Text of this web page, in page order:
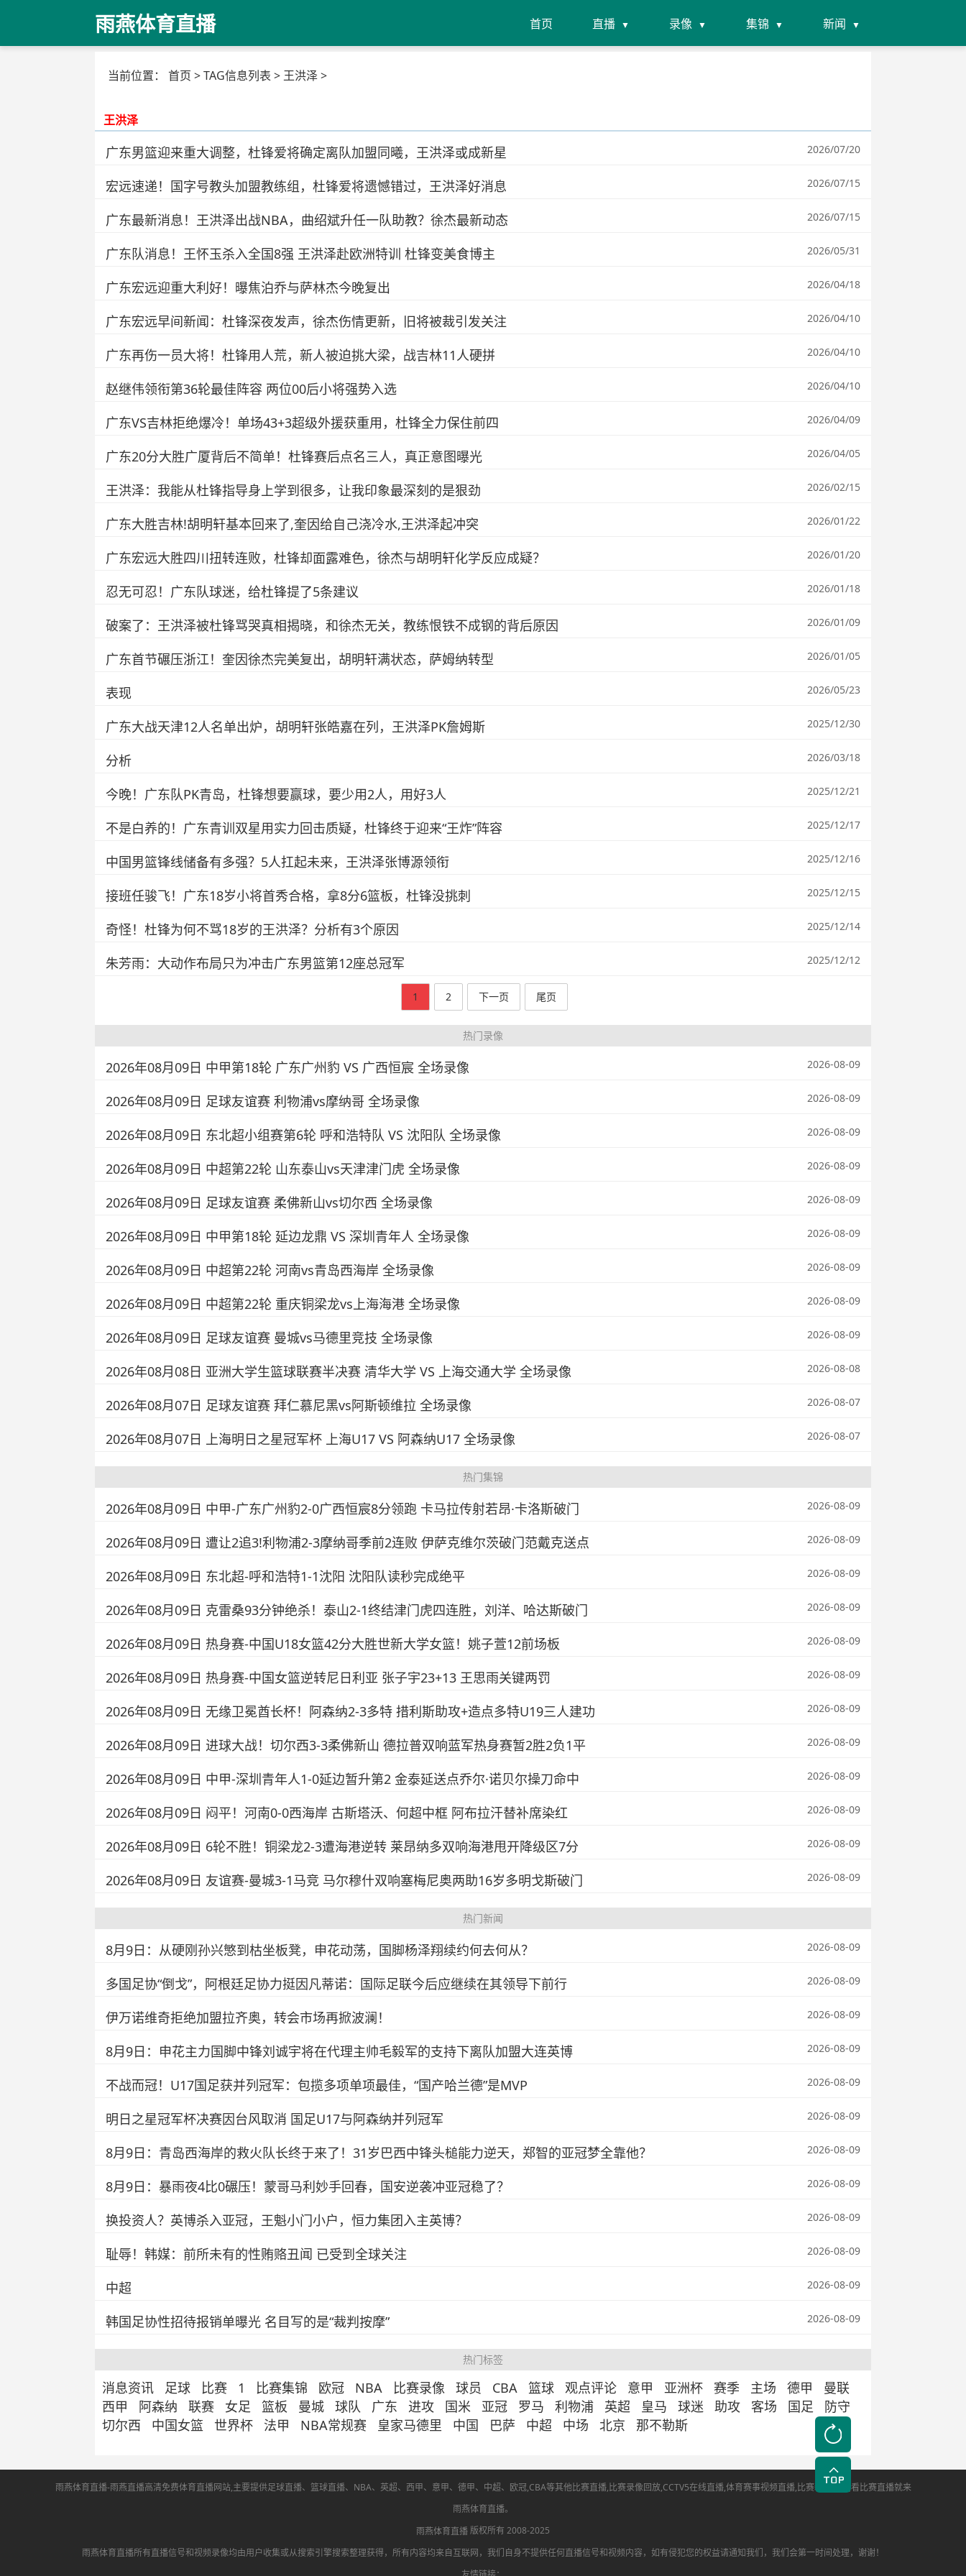
雨燕体育直播 首页 直播 录像 集锦 新闻
当前位置： 首页 > TAG信息列表 > 王洪泽 >
王洪泽
广东男篮迎来重大调整，杜锋爱将确定离队加盟同曦，王洪泽或成新星 2026/07/20
宏远速递！国字号教头加盟教练组，杜锋爱将遗憾错过，王洪泽好消息 2026/07/15
广东最新消息！王洪泽出战NBA，曲绍斌升任一队助教？徐杰最新动态 2026/07/15
广东队消息！王怀玉杀入全国8强 王洪泽赴欧洲特训 杜锋变美食博主 2026/05/31
广东宏远迎重大利好！曝焦泊乔与萨林杰今晚复出 2026/04/18
广东宏远早间新闻：杜锋深夜发声，徐杰伤情更新，旧将被裁引发关注 2026/04/10
广东再伤一员大将！杜锋用人荒，新人被迫挑大梁，战吉林11人硬拼 2026/04/10
赵继伟领衔第36轮最佳阵容 两位00后小将强势入选 2026/04/10
广东VS吉林拒绝爆冷！单场43+3超级外援获重用，杜锋全力保住前四 2026/04/09
广东20分大胜广厦背后不简单！杜锋赛后点名三人，真正意图曝光 2026/04/05
王洪泽：我能从杜锋指导身上学到很多，让我印象最深刻的是狠劲 2026/02/15
广东大胜吉林!胡明轩基本回来了,奎因给自己浇冷水,王洪泽起冲突 2026/01/22
广东宏远大胜四川扭转连败，杜锋却面露难色，徐杰与胡明轩化学反应成疑？ 2026/01/20
忍无可忍！广东队球迷，给杜锋提了5条建议 2026/01/18
破案了：王洪泽被杜锋骂哭真相揭晓，和徐杰无关，教练恨铁不成钢的背后原因 2026/01/09
广东首节碾压浙江！奎因徐杰完美复出，胡明轩满状态，萨姆纳转型 2026/01/05
表现 2026/05/23
广东大战天津12人名单出炉，胡明轩张皓嘉在列，王洪泽PK詹姆斯 2025/12/30
分析 2026/03/18
今晚！广东队PK青岛，杜锋想要赢球，要少用2人，用好3人 2025/12/21
不是白养的！广东青训双星用实力回击质疑，杜锋终于迎来“王炸”阵容 2025/12/17
中国男篮锋线储备有多强？5人扛起未来，王洪泽张博源领衔 2025/12/16
接班任骏飞！广东18岁小将首秀合格，拿8分6篮板，杜锋没挑刺 2025/12/15
奇怪！杜锋为何不骂18岁的王洪泽？分析有3个原因 2025/12/14
朱芳雨：大动作布局只为冲击广东男篮第12座总冠军 2025/12/12
1 2 下一页 尾页
热门录像
2026年08月09日 中甲第18轮 广东广州豹 VS 广西恒宸 全场录像 2026-08-09
2026年08月09日 足球友谊赛 利物浦vs摩纳哥 全场录像 2026-08-09
2026年08月09日 东北超小组赛第6轮 呼和浩特队 VS 沈阳队 全场录像 2026-08-09
2026年08月09日 中超第22轮 山东泰山vs天津津门虎 全场录像 2026-08-09
2026年08月09日 足球友谊赛 柔佛新山vs切尔西 全场录像 2026-08-09
2026年08月09日 中甲第18轮 延边龙鼎 VS 深圳青年人 全场录像 2026-08-09
2026年08月09日 中超第22轮 河南vs青岛西海岸 全场录像 2026-08-09
2026年08月09日 中超第22轮 重庆铜梁龙vs上海海港 全场录像 2026-08-09
2026年08月09日 足球友谊赛 曼城vs马德里竞技 全场录像 2026-08-09
2026年08月08日 亚洲大学生篮球联赛半决赛 清华大学 VS 上海交通大学 全场录像 2026-08-08
2026年08月07日 足球友谊赛 拜仁慕尼黑vs阿斯顿维拉 全场录像 2026-08-07
2026年08月07日 上海明日之星冠军杯 上海U17 VS 阿森纳U17 全场录像 2026-08-07
热门集锦
2026年08月09日 中甲-广东广州豹2-0广西恒宸8分领跑 卡马拉传射若昂·卡洛斯破门 2026-08-09
2026年08月09日 遭让2追3!利物浦2-3摩纳哥季前2连败 伊萨克维尔茨破门范戴克送点 2026-08-09
2026年08月09日 东北超-呼和浩特1-1沈阳 沈阳队读秒完成绝平 2026-08-09
2026年08月09日 克雷桑93分钟绝杀！泰山2-1终结津门虎四连胜，刘洋、哈达斯破门 2026-08-09
2026年08月09日 热身赛-中国U18女篮42分大胜世新大学女篮！姚子萱12前场板 2026-08-09
2026年08月09日 热身赛-中国女篮逆转尼日利亚 张子宇23+13 王思雨关键两罚 2026-08-09
2026年08月09日 无缘卫冕酋长杯！阿森纳2-3多特 措利斯助攻+造点多特U19三人建功 2026-08-09
2026年08月09日 进球大战！切尔西3-3柔佛新山 德拉普双响蓝军热身赛暂2胜2负1平 2026-08-09
2026年08月09日 中甲-深圳青年人1-0延边暂升第2 金泰延送点乔尔·诺贝尔操刀命中 2026-08-09
2026年08月09日 闷平！河南0-0西海岸 古斯塔沃、何超中框 阿布拉汗替补席染红 2026-08-09
2026年08月09日 6轮不胜！铜梁龙2-3遭海港逆转 莱昂纳多双响海港甩开降级区7分 2026-08-09
2026年08月09日 友谊赛-曼城3-1马竞 马尔穆什双响塞梅尼奥两助16岁多明戈斯破门 2026-08-09
热门新闻
8月9日：从硬刚孙兴慜到枯坐板凳，申花动荡，国脚杨泽翔续约何去何从？ 2026-08-09
多国足协“倒戈”，阿根廷足协力挺因凡蒂诺：国际足联今后应继续在其领导下前行 2026-08-09
伊万诺维奇拒绝加盟拉齐奥，转会市场再掀波澜！ 2026-08-09
8月9日：申花主力国脚中锋刘诚宇将在代理主帅毛毅军的支持下离队加盟大连英博 2026-08-09
不战而冠！U17国足获并列冠军：包揽多项单项最佳，“国产哈兰德”是MVP 2026-08-09
明日之星冠军杯决赛因台风取消 国足U17与阿森纳并列冠军 2026-08-09
8月9日：青岛西海岸的救火队长终于来了！31岁巴西中锋头槌能力逆天，郑智的亚冠梦全靠他？ 2026-08-09
8月9日：暴雨夜4比0碾压！蒙哥马利妙手回春，国安逆袭冲亚冠稳了？ 2026-08-09
换投资人？英博杀入亚冠，王魁小门小户，恒力集团入主英博？ 2026-08-09
耻辱！韩媒：前所未有的性贿赂丑闻 已受到全球关注 2026-08-09
中超 2026-08-09
韩国足协性招待报销单曝光 名目写的是“裁判按摩” 2026-08-09
热门标签
消息资讯 足球 比赛 1 比赛集锦 欧冠 NBA 比赛录像 球员 CBA 篮球 观点评论 意甲 亚洲杯 赛季 主场 德甲
曼联
西甲
阿森纳 联赛 女足 篮板 曼城 球队 广东 进攻 国米 亚冠 罗马 利物浦 英超 皇马 球迷 助攻 客场 国足
防守
切尔西
中国女篮 世界杯 法甲 NBA常规赛 皇家马德里 中国 巴萨 中超 中场 北京 那不勒斯
雨燕体育直播-雨燕直播高清免费体育直播网站,主要提供足球直播、篮球直播、NBA、英超、西甲、意甲、德甲、中超、欧冠,CBA等其他比赛直播,比赛录像回放,CCTV5在线直播,体育赛事视频直播,比赛新闻报道,看比赛直播就来
雨燕体育直播。
雨燕体育直播版权所有 2008-2025
雨燕体育直播所有直播信号和视频录像均由用户收集或从搜索引擎搜索整理获得，所有内容均来自互联网，我们自身不提供任何直播信号和视频内容，如有侵犯您的权益请通知我们，我们会第一时间处理，谢谢！